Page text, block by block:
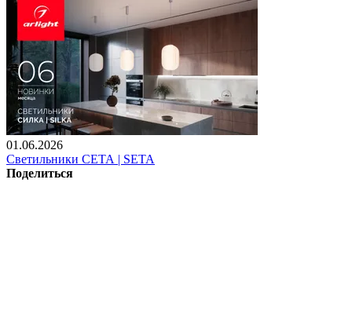
01.06.2026
Светильники СЕТА | SETA
Поделиться